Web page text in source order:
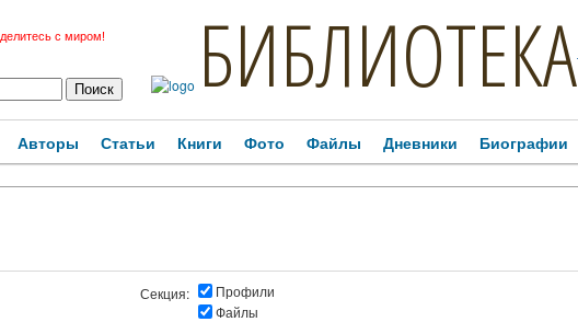
делитесь с миром! БИБЛИОТЕКА
Авторы Статьи Книги Фото Файлы Дневники Биографии
Секция:
Профили
Файлы